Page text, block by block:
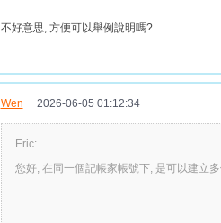
不好意思, 方便可以舉例說明嗎?
Wen 2026-06-05 01:12:34
Eric:
您好, 在同一個記帳家帳號下, 是可以建立